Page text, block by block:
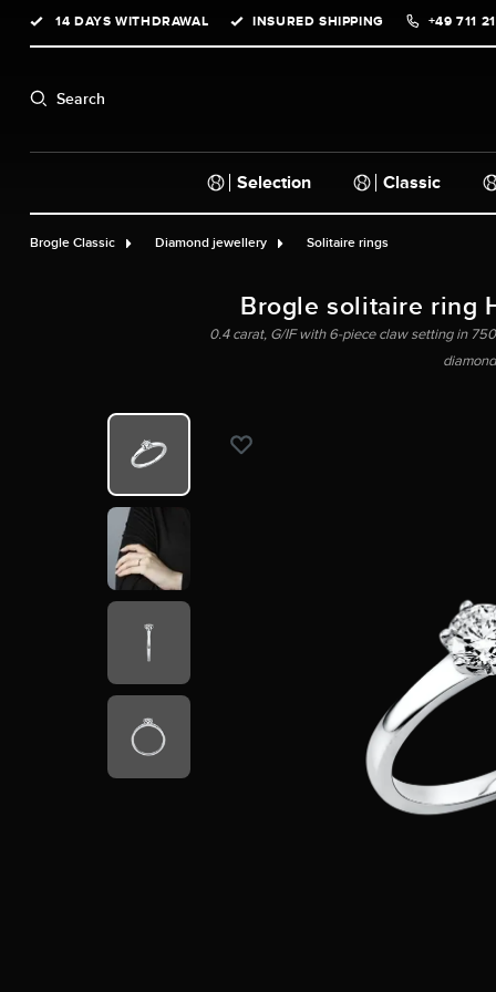
Skip to main navigation
14 DAYS WITHDRAWAL INSURED SHIPPING +49 711
Search
Selection Classic
Brogle Classic Diamond jewellery Solitaire rings
Brogle solitaire ring
0.4 carat, G/IF with 6-piece claw setting in